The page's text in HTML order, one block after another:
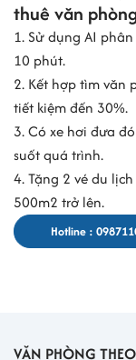
thuê văn
1. Sử dụng AI
10 phút.
2. Kết hợp tìm văn
tiết kiệm đến 30%.
3. Có xe hơi đưa
suốt quá trình.
4. Tặng 2 vé du
500m2 trở lên.
Hotline :
VĂN PHÒNG